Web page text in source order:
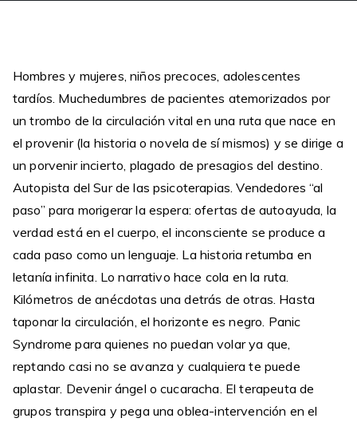
Hombres y mujeres, niños precoces, adolescentes
tardíos. Muchedumbres de pacientes atemorizados por
un trombo de la circulación vital en una ruta que nace en
el provenir (la historia o novela de sí mismos) y se dirige a
un porvenir incierto, plagado de presagios del destino.
Autopista del Sur de las psicoterapias. Vendedores “al
paso” para morigerar la espera: ofertas de autoayuda, la
verdad está en el cuerpo, el inconsciente se produce a
cada paso como un lenguaje. La historia retumba en
letanía infinita. Lo narrativo hace cola en la ruta.
Kilómetros de anécdotas una detrás de otras. Hasta
taponar la circulación, el horizonte es negro. Panic
Syndrome para quienes no puedan volar ya que,
reptando casi no se avanza y cualquiera te puede
aplastar. Devenir ángel o cucaracha. El terapeuta de
grupos transpira y pega una oblea-intervención en el